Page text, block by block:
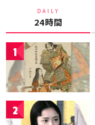
DAILY
24時間
1
2